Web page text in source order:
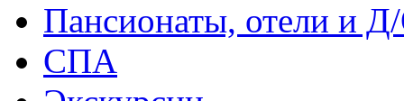
Пансионаты, отели и
СПА